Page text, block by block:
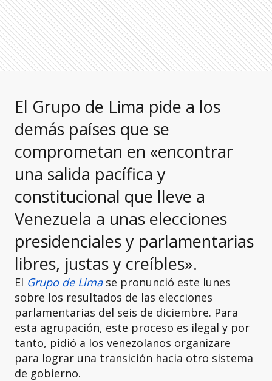
El Grupo de Lima pide a los
demás países que se
comprometan en «encontrar
una salida pacífica y
constitucional que lleve a
Venezuela a unas elecciones
presidenciales y parlamentarias
libres, justas y creíbles».
El Grupo de Limase pronunció este lunes
sobre los resultados de las elecciones
parlamentarias del seis de diciembre. Para
esta agrupación, este proceso es ilegal y por
tanto, pidió a los venezolanos organizare
para lograr una transición hacia otro sistema
de gobierno.